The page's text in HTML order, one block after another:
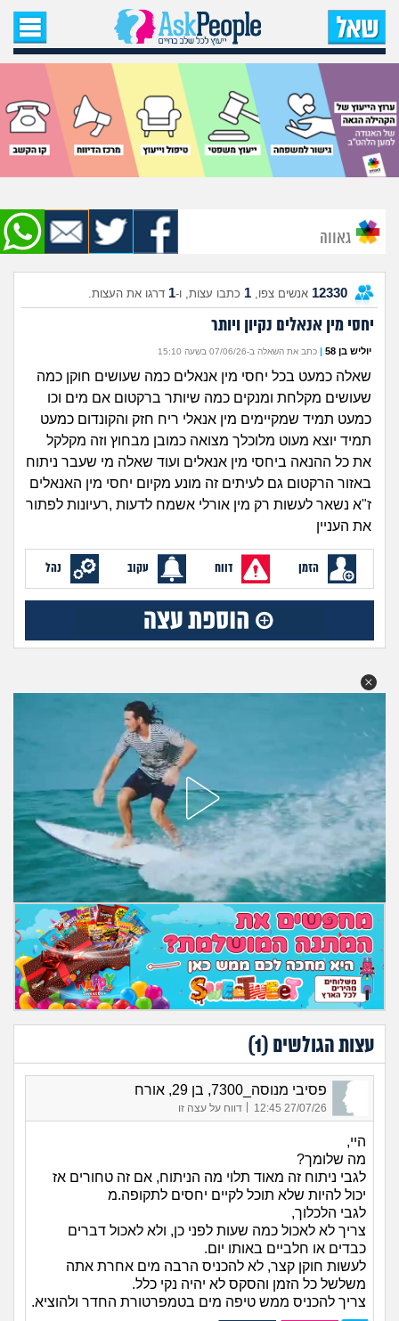
עמוד הבית
שאל שאלה
שאלות חדשות
שאלות שעוררו עניין
עצות חדשות
מתחם הטיפים
מדורים
זוגיות
היריון ולידה
הורות ומשפחה
מהבקו"ם... ועד מתי?!
לימודים וסטודנטים
חברים ואנשים
בית, שכנים ושותפים
מה שעובר עליי
שומרים על הגוף
פיננסי וכלכלה
בין הסדינים
חיות מחמד
גאווה
חיפוש שאלות
הרשמה | התחברות
גאווה
12330 אנשים צפו, 1 כתבו עצות, ו-1 דרגו את העצות.
יחסי מין אנאלים נקיון ויותר
יוליש בן 58 | כתב את השאלה ב-07/06/26 בשעה 15:10
שאלה כמעט בכל יחסי מין אנאלים כמה שעושים חוקן כמה
שעושים מקלחת ומנקים כמה שיותר ברקטום אם מים וכו
כמעט תמיד שמקיימים מין אנאלי ריח חזק והקונדום כמעט
תמיד יוצא מעוט מלוכלך מצואה כמובן מבחוץ וזה מקלקל
את כל ההנאה ביחסי מין אנאלים ועוד שאלה מי שעבר ניתוח
באזור הרקטום גם לעיתים זה מונע מקיום יחסי מין האנאלים
ז"א נשאר לעשות רק מין אורלי אשמח לדעות ,רעיונות לפתור
את העניין
הזמן דווח עקוב נהל
עצות הגולשים (1
)
פסיבי מנוסה_7300, בן 29, אורח
27/07/26 12:45 דווח על עצה זו
היי,
מה שלומך?
לגבי ניתוח זה מאוד תלוי מה הניתוח, אם זה טחורים אז
יכול להיות שלא תוכל לקיים יחסים לתקופה.מ
לגבי הלכלוך,
צריך לא לאכול כמה שעות לפני כן, ולא לאכול דברים
כבדים או חלביים באותו יום.
לעשות חוקן קצר, לא להכניס הרבה מים אחרת אתה
משלשל כל הזמן והסקס לא יהיה נקי כלל.
צריך להכניס ממש טיפה מים בטמפרטורת החדר ולהוציא.